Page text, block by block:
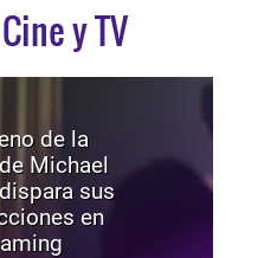
y TV
de la
Michael
sus
en